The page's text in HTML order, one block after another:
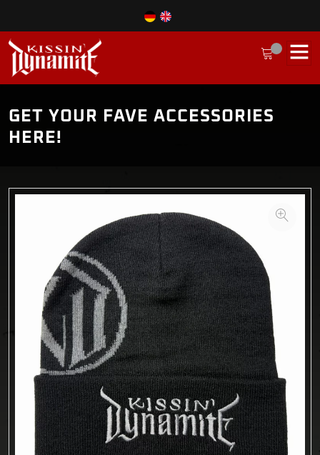
GET YOUR FAVE ACCESSORIES
HERE!